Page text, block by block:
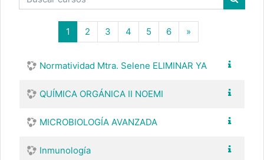
1 (actual)
2 3 4 5 6 »Página siguiente
Normatividad Mtra. Selene ELIMINAR YA
QUÍMICA ORGÁNICA II NOEMI
MICROBIOLOGÍA AVANZADA
Inmunología